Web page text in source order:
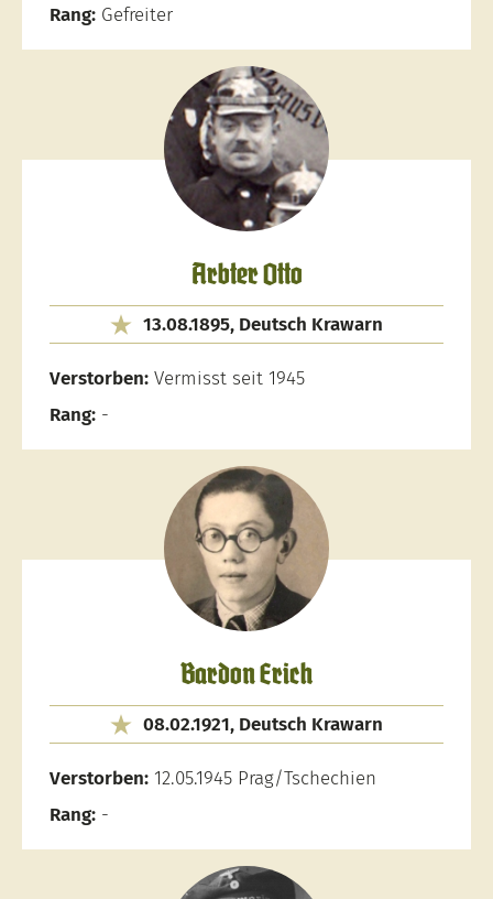
Rang: Gefreiter
Arbter Otto
13.08.1895, Deutsch Krawarn
Verstorben: Vermisst seit 1945
Rang: -
Bardon Erich
08.02.1921, Deutsch Krawarn
Verstorben: 12.05.1945 Prag/Tschechien
Rang: -